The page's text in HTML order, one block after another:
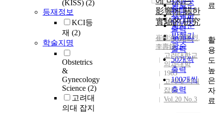
(KISS) (2)
등재정보
KCI등
재 (2)
학술지명
Obstetrics
&
Gynecology
Science (2)
고려대
의대 잡지
연도순
제목순
저자순
발행기
관순
출력
20개씩
출력
30개씩
출력
50개씩
출력
100개씩
출력
影響에 關한
實驗的 硏究
崔鏡淑,羅重烈,
李壽鍾
고려대학교
의과대학
1983
고려대 의대
잡지
Vol.20 No.3
료
활
용
도
높
은
자
료